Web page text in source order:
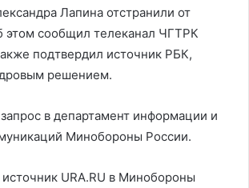
Лапина отстранили от
этом сообщил телеканал ЧГТРК
подтвердил источник РБК,
решением.
в департамент информации и
Минобороны России.
URA.RU в Минобороны